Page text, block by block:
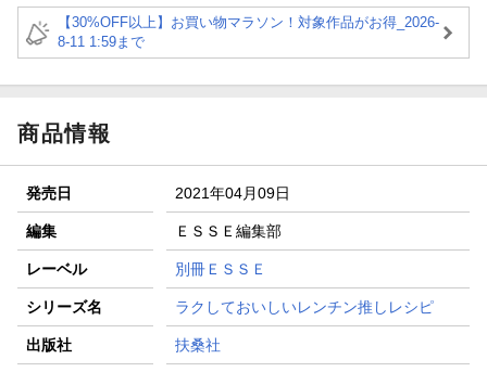
【30%OFF以上】お買い物マラソン！対象作品がお得_2026-
8-11 1:59まで
商品情報
発売日 2021年04月09日
編集 ＥＳＳＥ編集部
レーベル 別冊ＥＳＳＥ
シリーズ名 ラクしておいしいレンチン推しレシピ
出版社 扶桑社